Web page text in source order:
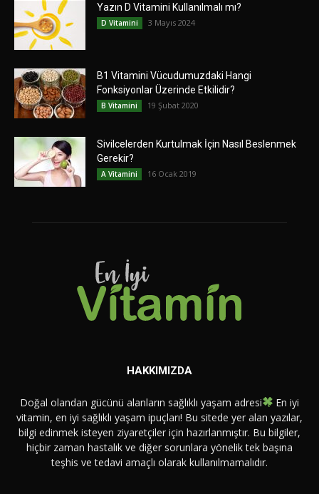
Yazın D Vitamini Kullanılmalı mı?
D Vitamini 3 Mayıs 2024
B1 Vitamini Vücudumuzdaki Hangi
Fonksiyonlar Üzerinde Etkilidir?
B Vitamini 19 Şubat 2020
Sivilcelerden Kurtulmak İçin Nasıl Beslenmek
Gerekir?
A Vitamini 16 Ocak 2019
HAKKIMIZDA
Doğal olandan gücünü alanların sağlıklı yaşam adresi
En iyi
vitamin, en iyi sağlıklı yaşam ipuçları! Bu sitede yer alan yazılar,
bilgi edinmek isteyen ziyaretçiler için hazırlanmıştır. Bu bilgiler,
hiçbir zaman hastalık ve diğer sorunlara yönelik tek başına
teşhis ve tedavi amaçlı olarak kullanılmamalıdır.